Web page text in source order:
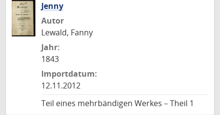
Jenny
Autor
Lewald, Fanny
Jahr:
1843
Importdatum:
12.11.2012
Teil eines mehrbändigen Werkes – Theil 1